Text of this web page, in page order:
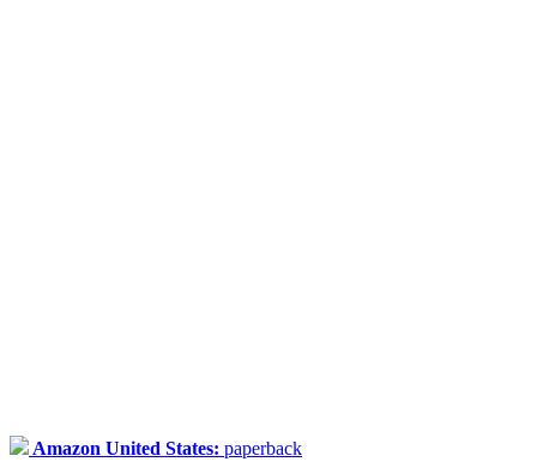
Amazon United States: paperback